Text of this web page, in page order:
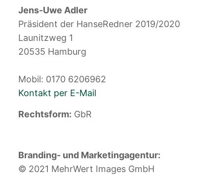
Jens-Uwe Adler
Präsident der HanseRedner 2019/2020
Launitzweg 1
20535 Hamburg
Mobil: 0170 6206962
Kontakt per E-Mail
Rechtsform: GbR
Branding- und Marketingagentur:
© 2021 MehrWert Images GmbH